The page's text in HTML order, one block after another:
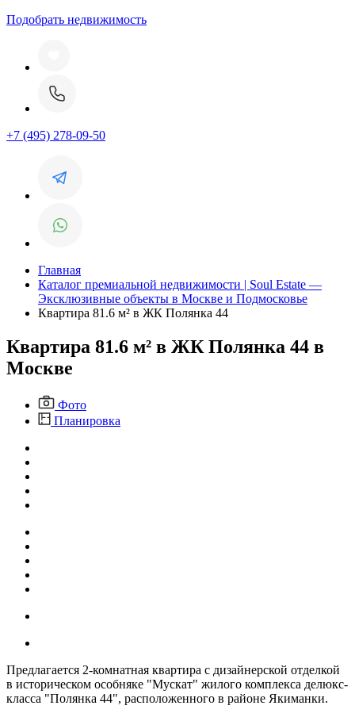
Подобрать недвижимость
+7 (495) 278-09-50
Главная
Каталог премиальной недвижимости | Soul Estate —
Эксклюзивные объекты в Москве и Подмосковье
Квартира 81.6 м² в ЖК Полянка 44
Квартира 81.6 м² в ЖК Полянка 44 в
Москве
Фото
Планировка
Предлагается 2-комнатная квартира c дизайнерской отделкой
в историческом особняке "Мускат" жилого комплекса делюкс-
класса "Полянка 44", расположенного в районе Якиманки.